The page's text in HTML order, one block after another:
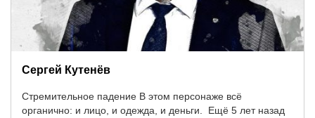
Сергей Кутенёв
Стремительное падение В этом персонаже всё
органично: и лицо, и одежда, и деньги. Ещё 5 лет назад